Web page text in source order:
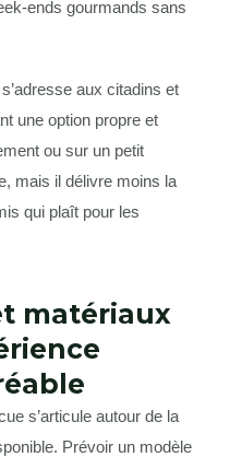
ends gourmands sans
aux citadins et
une option propre et
ou sur un petit
mais il délivre moins la
qui plaît pour les
matériaux
s’articule autour de la
Prévoir un modèle